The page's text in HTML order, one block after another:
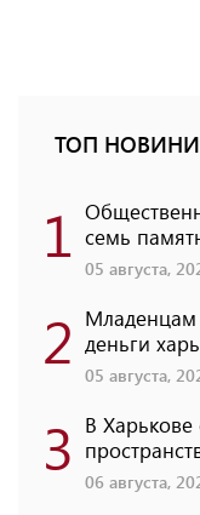
ТОП НОВИНИ
1 семь
05 августа,
2 Младенцам
деньги
05 августа,
3 В Харькове
06 августа,